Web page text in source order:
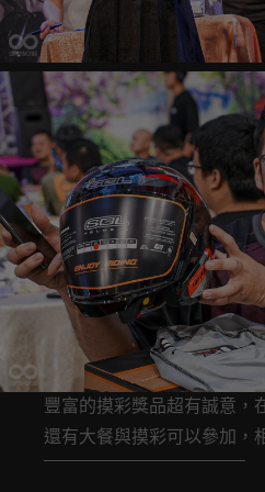
豐富的摸彩獎品超有誠意，
還有大餐與摸彩可以參加，